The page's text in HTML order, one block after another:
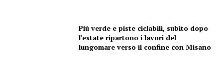
Più verde e piste ciclabili, subito dopo
l’estate ripartono i lavori del
lungomare verso il confine con Misano